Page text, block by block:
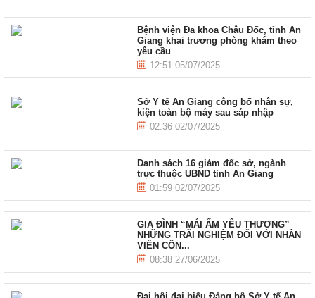
Bệnh viện Đa khoa Châu Đốc, tỉnh An
Giang khai trương phòng khám theo
yêu cầu
12:51 05/07/2025
Sở Y tế An Giang công bố nhân sự,
kiện toàn bộ máy sau sáp nhập
02:36 02/07/2025
Danh sách 16 giám đốc sở, ngành
trực thuộc UBND tỉnh An Giang
01:59 02/07/2025
GIA ĐÌNH “MÁI ẤM YÊU THƯƠNG”
NHỮNG TRÃI NGHIỆM ĐỐI VỚI NHÂN
VIÊN CÔN...
08:38 27/06/2025